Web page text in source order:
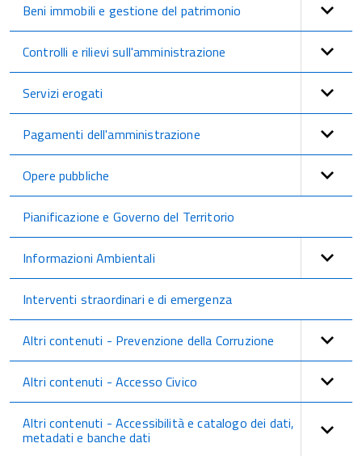
Beni immobili e gestione del patrimonio
Controlli e rilievi sull'amministrazione
Servizi erogati
Pagamenti dell'amministrazione
Opere pubbliche
Pianificazione e Governo del Territorio
Informazioni Ambientali
Interventi straordinari e di emergenza
Altri contenuti - Prevenzione della Corruzione
Altri contenuti - Accesso Civico
Altri contenuti - Accessibilità e catalogo dei dati,
metadati e banche dati